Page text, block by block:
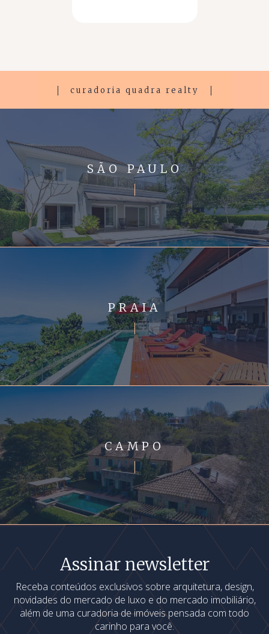
curadoria quadra realty
SÃO PAULO
PRAIA
CAMPO
Assinar newsletter
Receba conteúdos exclusivos sobre arquitetura, design,
novidades do mercado de luxo e do mercado imobiliário,
além de uma curadoria de imóveis pensada com todo
carinho para você.